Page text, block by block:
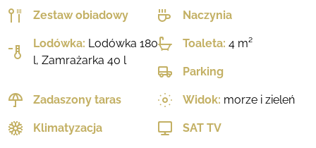
Zestaw obiadowy Naczynia
Lodówka: Lodówka 180
l, Zamrażarka 40 l
Toaleta: 4 m²
Parking
Zadaszony taras Widok: morze i zieleń
Klimatyzacja SAT TV